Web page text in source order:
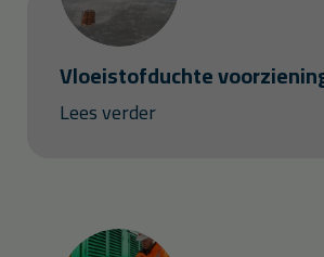
Vloeistofduchte
Lees verder